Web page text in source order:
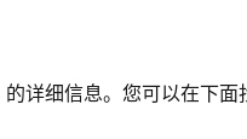
的详细信息。您可以在下面